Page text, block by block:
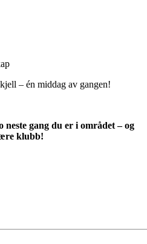
– én middag av gangen!
gang du er i området – og
klubb!